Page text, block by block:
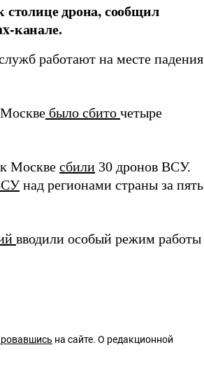
дрона, сообщил
канале.
работают на месте падения
Москве было сбито четыре
Москве сбили 30 дронов ВСУ.
над регионами страны за пять
вводили особый режим работы
на сайте. О редакционной